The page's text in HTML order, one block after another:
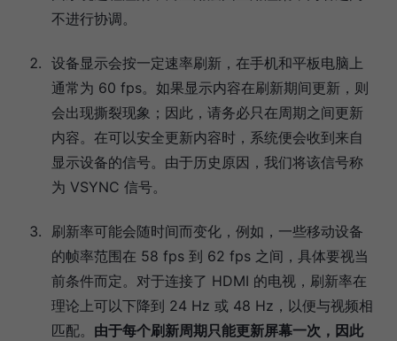
不进行协调。
设备显示会按一定速率刷新，在手机和平板电脑上
通常为 60 fps。如果显示内容在刷新期间更新，则
会出现撕裂现象；因此，请务必只在周期之间更新
内容。在可以安全更新内容时，系统便会收到来自
显示设备的信号。由于历史原因，我们将该信号称
为 VSYNC 信号。
刷新率可能会随时间而变化，例如，一些移动设备
的帧率范围在 58 fps 到 62 fps 之间，具体要视当
前条件而定。对于连接了 HDMI 的电视，刷新率在
理论上可以下降到 24 Hz 或 48 Hz，以便与视频相
匹配。 由于每个刷新周期只能更新屏幕一次，因此